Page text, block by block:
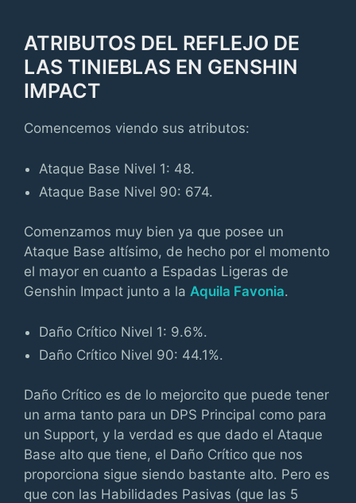
ATRIBUTOS DEL REFLEJO DE
LAS TINIEBLAS EN GENSHIN
IMPACT
Comencemos viendo sus atributos:
Ataque Base Nivel 1: 48.
Ataque Base Nivel 90: 674.
Comenzamos muy bien ya que posee un
Ataque Base altísimo, de hecho por el momento
el mayor en cuanto a Espadas Ligeras de
Genshin Impact junto a la Aquila Favonia.
Daño Crítico Nivel 1: 9.6%.
Daño Crítico Nivel 90: 44.1%.
Daño Crítico es de lo mejorcito que puede tener
un arma tanto para un DPS Principal como para
un Support, y la verdad es que dado el Ataque
Base alto que tiene, el Daño Crítico que nos
proporciona sigue siendo bastante alto. Pero es
que con las Habilidades Pasivas (que las 5